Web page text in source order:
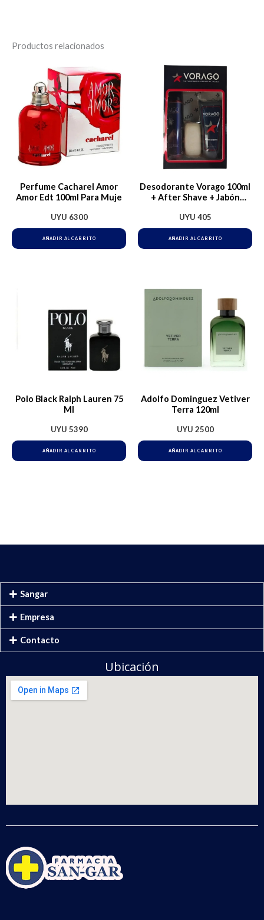
Productos relacionados
Perfume Cacharel Amor
Amor Edt 100ml Para Muje
UYU 6300
AÑADIR AL CARRITO
Desodorante Vorago 100ml
+ After Shave + Jabón
UYU 405
AÑADIR AL CARRITO
Polo Black Ralph Lauren 75
Ml
UYU 5390
AÑADIR AL CARRITO
Adolfo Dominguez Vetiver
Terra 120ml
UYU 2500
AÑADIR AL CARRITO
Sangar
Empresa
Contacto
Ubicación